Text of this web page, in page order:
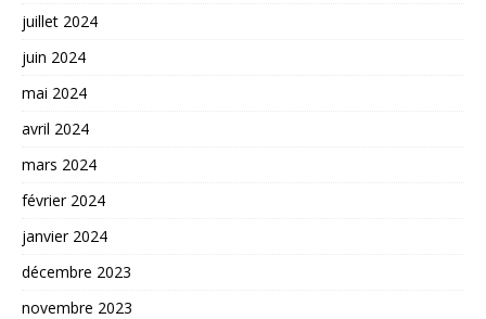
juillet 2024
juin 2024
mai 2024
avril 2024
mars 2024
février 2024
janvier 2024
décembre 2023
novembre 2023